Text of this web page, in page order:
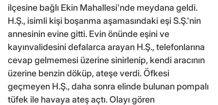
ilçesine bağlı Ekin Mahallesi'nde meydana geldi.
H.Ş., isimli kişi boşanma aşamasındaki eşi S.Ş.'nin
annesinin evine gitti. Evin önünde eşini ve
kayınvalidesini defalarca arayan H.Ş., telefonlarına
cevap gelmemesi üzerine sinirlenip, kendi aracının
üzerine benzin döküp, ateşe verdi. Öfkesi
geçmeyen H.Ş., daha sonra elinde bulunan pompalı
tüfek ile havaya ateş açtı. Olayı gören